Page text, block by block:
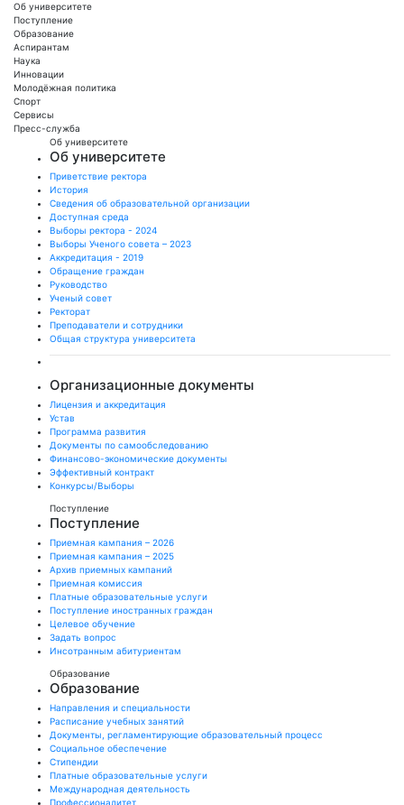
Об университете
Поступление
Образование
Аспирантам
Наука
Инновации
Молодёжная политика
Спорт
Сервисы
Пресс-служба
Об университете
Об университете
Приветствие ректора
История
Сведения об образовательной организации
Доступная среда
Выборы ректора - 2024
Выборы Ученого совета – 2023
Аккредитация - 2019
Обращение граждан
Руководство
Ученый совет
Ректорат
Преподаватели и сотрудники
Общая структура университета
Организационные документы
Лицензия и аккредитация
Устав
Программа развития
Документы по самообследованию
Финансово-экономические документы
Эффективный контракт
Конкурсы/Выборы
Поступление
Поступление
Приемная кампания – 2026
Приемная кампания – 2025
Архив приемных кампаний
Приемная комиссия
Платные образовательные услуги
Поступление иностранных граждан
Целевое обучение
Задать вопрос
Инсотранным абитуриентам
Образование
Образование
Направления и специальности
Расписание учебных занятий
Документы, регламентирующие образовательный процесс
Социальное обеспечение
Стипендии
Платные образовательные услуги
Международная деятельность
Профессионалитет